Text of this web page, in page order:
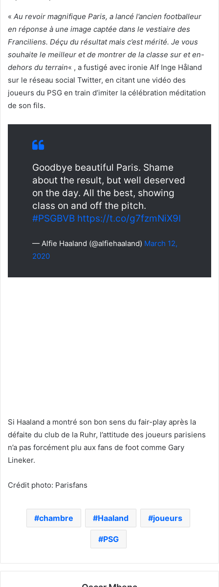
« Au revoir magnifique Paris, a lancé l’ancien footballeur
en réponse à une image captée dans le vestiaire des
Franciliens. Déçu du résultat mais c’est mérité. Je vous
souhaite le meilleur et de montrer de la classe sur et en-
dehors du terrain« , a fustigé avec ironie Alf Inge Håland
sur le réseau social Twitter, en citant une vidéo des
joueurs du PSG en train d’imiter la célébration méditation
de son fils.
Goodbye beautiful Paris. Shame
about the result, but well deserved
on the day. All the best, showing
class on and off the pitch.
#PSGBVB https://t.co/g7fzmNiX9I
— Alfie Haaland (@alfiehaaland) March 12,
2020
Si Haaland a montré son bon sens du fair-play après la
défaite du club de la Ruhr, l’attitude des joueurs parisiens
n’a pas forcément plu aux fans de foot comme Gary
Lineker.
Crédit photo: Parisfans
chambre Haaland joueurs
PSG